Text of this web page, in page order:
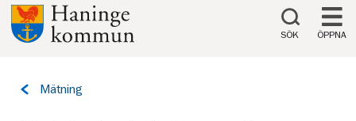
Till innehåll på sidan
SÖK ÖPPNA
Tillbaka
Mätning